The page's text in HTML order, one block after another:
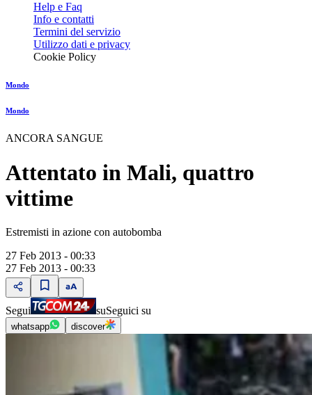
Help e Faq
Info e contatti
Termini del servizio
Utilizzo dati e privacy
Cookie Policy
Mondo
Mondo
ANCORA SANGUE
Attentato in Mali, quattro
vittime
Estremisti in azione con autobomba
27 Feb 2013 - 00:33
27 Feb 2013 - 00:33
Segui suSeguici su
whatsapp discover